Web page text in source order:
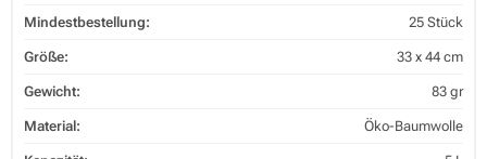
Mindestbestellung: 25 Stück
Größe: 33 x 44 cm
Gewicht: 83 gr
Material: Öko-Baumwolle